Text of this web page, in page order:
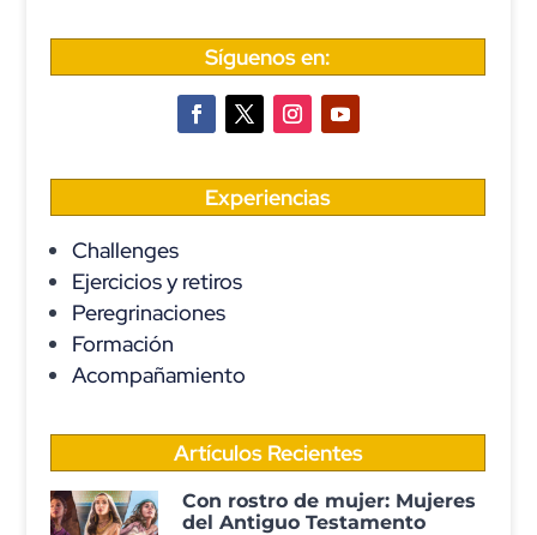
Síguenos en:
Experiencias
Challenges
Ejercicios y retiros
Peregrinaciones
Formación
Acompañamiento
Artículos Recientes
Con rostro de mujer: Mujeres
del Antiguo Testamento